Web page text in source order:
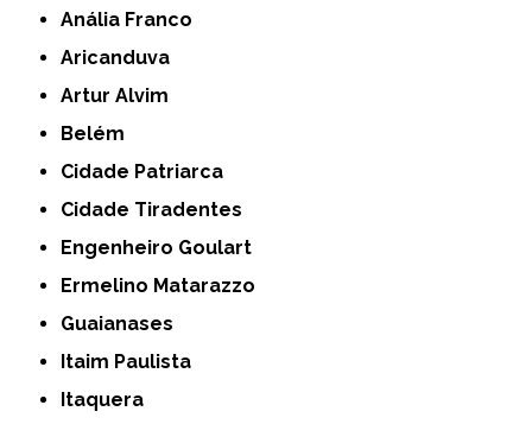
Anália Franco
Aricanduva
Artur Alvim
Belém
Cidade Patriarca
Cidade Tiradentes
Engenheiro Goulart
Ermelino Matarazzo
Guaianases
Itaim Paulista
Itaquera